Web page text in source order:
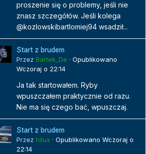
proszenie się o problemy, jeśli nie
znasz szczegółów. Jeśli kolega
@kozlowskibartlomiej94 wsadził...
Start z brudem
Przez Bartek_De · Opublikowano
Wczoraj o 22:14
Ja tak startowałem. Ryby
wpuszczałem praktycznie od razu.
Nie ma się czego bać, wpuszczaj.
Start z brudem
Przez hilux · Opublikowano Wczoraj o
22:14